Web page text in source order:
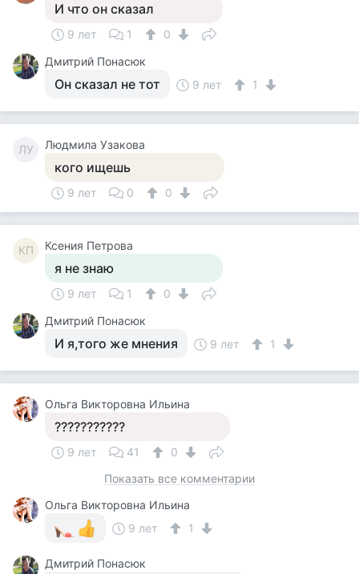
И что он сказал
9 лет 1
0
Дмитрий Понасюк
Он сказал не тот 9 лет 1
ЛУ Людмила Узакова
кого ищешь
9 лет 0 0
КП Ксения Петрова
я не знаю
9 лет 1
0
Дмитрий Понасюк
И я,того же мнения 9 лет 1
Ольга Викторовна Ильина
???????????
9 лет 41
0
Показать все комментарии
Ольга Викторовна Ильина
9 лет
1
Дмитрий Понасюк